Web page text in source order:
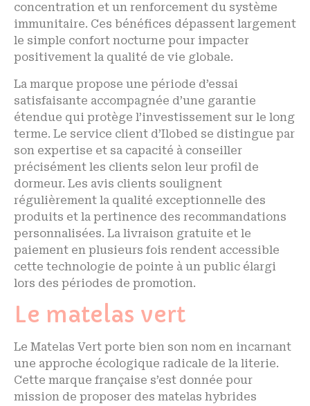
concentration et un renforcement du système
immunitaire. Ces bénéfices dépassent largement
le simple confort nocturne pour impacter
positivement la qualité de vie globale.
La marque propose une période d’essai
satisfaisante accompagnée d’une garantie
étendue qui protège l’investissement sur le long
terme. Le service client d’Ilobed se distingue par
son expertise et sa capacité à conseiller
précisément les clients selon leur profil de
dormeur. Les avis clients soulignent
régulièrement la qualité exceptionnelle des
produits et la pertinence des recommandations
personnalisées. La livraison gratuite et le
paiement en plusieurs fois rendent accessible
cette technologie de pointe à un public élargi
lors des périodes de promotion.
Le matelas vert
Le Matelas Vert porte bien son nom en incarnant
une approche écologique radicale de la literie.
Cette marque française s’est donnée pour
mission de proposer des matelas hybrides